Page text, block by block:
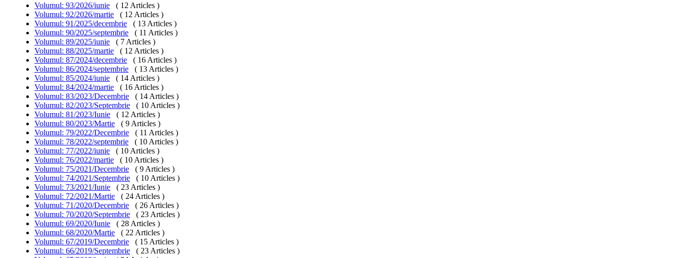
Volumul: 93/2026/iunie
( 12 Articles )
Volumul: 92/2026/martie
( 12 Articles )
Volumul: 91/2025/decembrie
( 13 Articles )
Volumul: 90/2025/septembrie
( 11 Articles )
Volumul: 89/2025/iunie
( 7 Articles )
Volumul: 88/2025/martie
( 12 Articles )
Volumul: 87/2024/decembrie
( 16 Articles )
Volumul: 86/2024/septembrie
( 13 Articles )
Volumul: 85/2024/iunie
( 14 Articles )
Volumul: 84/2024/martie
( 16 Articles )
Volumul: 83/2023/Decembrie
( 14 Articles )
Volumul: 82/2023/Septembrie
( 10 Articles )
Volumul: 81/2023/Iunie
( 12 Articles )
Volumul: 80/2023/Martie
( 9 Articles )
Volumul: 79/2022/Decembrie
( 11 Articles )
Volumul: 78/2022/septembrie
( 10 Articles )
Volumul: 77/2022/iunie
( 10 Articles )
Volumul: 76/2022/martie
( 10 Articles )
Volumul: 75/2021/Decembrie
( 9 Articles )
Volumul: 74/2021/Septembrie
( 10 Articles )
Volumul: 73/2021/Iunie
( 23 Articles )
Volumul: 72/2021/Martie
( 24 Articles )
Volumul: 71/2020/Decembrie
( 26 Articles )
Volumul: 70/2020/Septembrie
( 23 Articles )
Volumul: 69/2020/Iunie
( 28 Articles )
Volumul: 68/2020/Martie
( 22 Articles )
Volumul: 67/2019/Decembrie
( 15 Articles )
Volumul: 66/2019/Septembrie
( 23 Articles )